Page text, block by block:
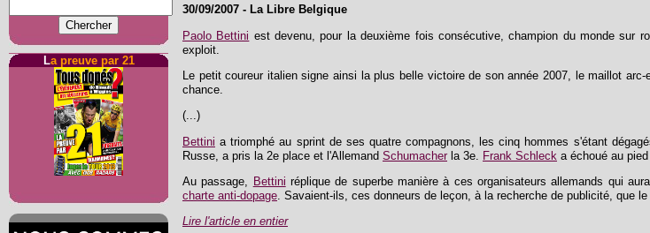
La preuve par 21
30/09/2007 - La Libre Belgique
Paolo Bettini est devenu, pour la deuxième fois consécutive, champion du monde sur
exploit.
Le petit coureur italien signe ainsi la plus belle victoire de son année 2007, le maillot
chance.
(...)
Bettini a triomphé au sprint de ses quatre compagnons, les cinq hommes s'étant
Russe, a pris la 2e place et l'Allemand Schumacher la 3e. Frank Schleck a échoué au
Au passage,
Bettini réplique de superbe manière à ces organisateurs allemands qui
charte anti-dopage . Savaient-ils, ces donneurs de leçon, à la recherche de publicité, que
Lire l'article en entier